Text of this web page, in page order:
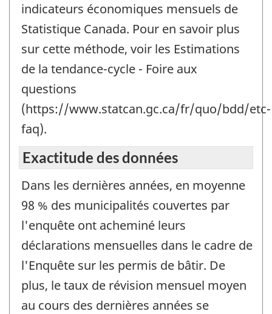
indicateurs économiques mensuels de
Statistique Canada. Pour en savoir plus
sur cette méthode, voir les Estimations
de la tendance-cycle - Foire aux
questions
(https://www.statcan.gc.ca/fr/quo/bdd/etc-
faq).
Exactitude des données
Dans les dernières années, en moyenne
98 % des municipalités couvertes par
l'enquête ont acheminé leurs
déclarations mensuelles dans le cadre de
l'Enquête sur les permis de bâtir. De
plus, le taux de révision mensuel moyen
au cours des dernières années se